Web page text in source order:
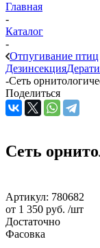
Главная
-
Каталог
-
Отпугивание птиц
Дезинсекция
-Сеть
Поделиться
Сеть
Артикул: 780682
от 1 350 руб. /шт
Достаточно
Фасовка